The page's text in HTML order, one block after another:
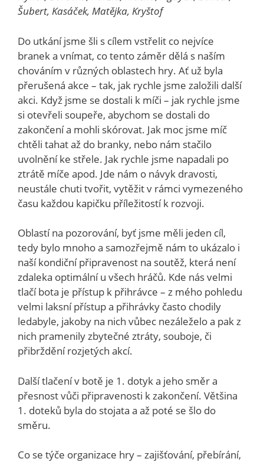
Šubert, Kasáček, Matějka, Kryštof
Do utkání jsme šli s cílem vstřelit co nejvíce
branek a vnímat, co tento záměr dělá s naším
chováním v různých oblastech hry. Ať už byla
přerušená akce – tak, jak rychle jsme založili další
akci. Když jsme se dostali k míči – jak rychle jsme
si otevřeli soupeře, abychom se dostali do
zakončení a mohli skórovat. Jak moc jsme míč
chtěli tahat až do branky, nebo nám stačilo
uvolnění ke střele. Jak rychle jsme napadali po
ztrátě míče apod. Jde nám o návyk dravosti,
neustále chuti tvořit, vytěžit v rámci vymezeného
času každou kapičku příležitostí k rozvoji.
Oblastí na pozorování, byť jsme měli jeden cíl,
tedy bylo mnoho a samozřejmě nám to ukázalo i
naší kondiční připravenost na soutěž, která není
zdaleka optimální u všech hráčů. Kde nás velmi
tlačí bota je přístup k přihrávce – z mého pohledu
velmi laksní přístup a přihrávky často chodily
ledabyle, jakoby na nich vůbec nezáleželo a pak z
nich pramenily zbytečné ztráty, souboje, či
přibrždění rozjetých akcí.
Další tlačení v botě je 1. dotyk a jeho směr a
přesnost vůči připravenosti k zakončení. Většina
1. doteků byla do stojata a až poté se šlo do
směru.
Co se týče organizace hry – zajišťování, přebírání,